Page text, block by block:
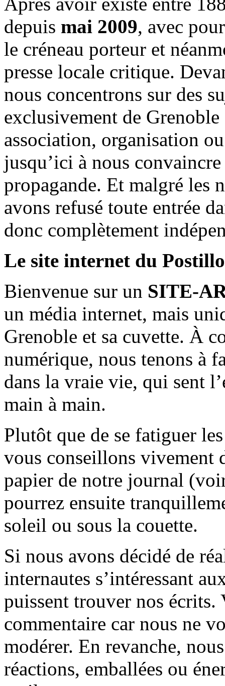
depuis mai 2009, avec
le créneau porteur et
presse locale critique.
nous concentrons sur des
exclusivement de
association, organisation
jusqu’ici à nous
propagande. Et malgré les
avons refusé toute entrée
donc complètement
Le site internet du
Bienvenue sur un SITE-
un média internet, mais
Grenoble et sa cuvette. À
numérique, nous tenons à
dans la vraie vie, qui sent
main à main.
Plutôt que de se fatiguer
vous conseillons vivement
papier de notre journal
pourrez ensuite
soleil ou sous la couette.
Si nous avons décidé de
internautes s’intéressant
puissent trouver nos écrits.
commentaire car nous ne
modérer. En revanche,
réactions, emballées ou